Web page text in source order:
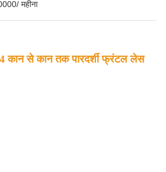
महीना
कान से कान तक पारदर्शी फ्रंटल लेस